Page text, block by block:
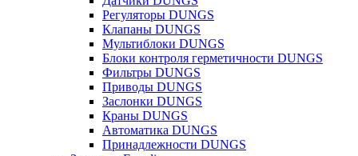
Регуляторы DUNGS
Клапаны DUNGS
Мультиблоки DUNGS
Блоки контроля герметичности DUNGS
Фильтры DUNGS
Приводы DUNGS
Заслонки DUNGS
Краны DUNGS
Автоматика DUNGS
Принадлежности DUNGS